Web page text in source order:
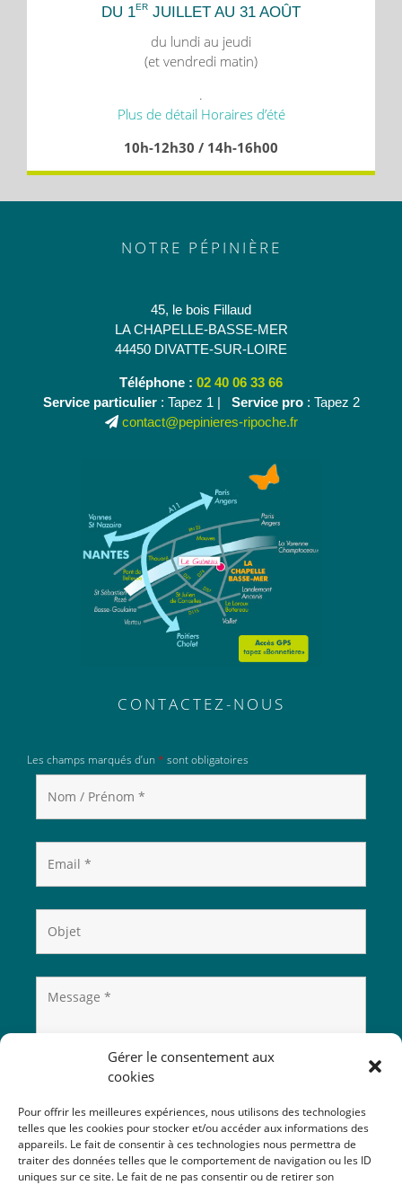
Gérer le consentement aux
cookies
Pour offrir les meilleures expériences, nous utilisons des technologies
telles que les cookies pour stocker et/ou accéder aux informations des
appareils. Le fait de consentir à ces technologies nous permettra de
traiter des données telles que le comportement de navigation ou les ID
uniques sur ce site. Le fait de ne pas consentir ou de retirer son
DU 1ER JUILLET AU 31 AOÛT
du lundi au jeudi
(et vendredi matin)
.
Plus de détail Horaires d’été
10h-12h30 / 14h-16h00
NOTRE PÉPINIÈRE
45, le bois Fillaud
LA CHAPELLE-BASSE-MER
44450 DIVATTE-SUR-LOIRE
Téléphone : 02 40 06 33 66
Service particulier: Tapez 1 | Service pro: Tapez 2
contact@pepinieres-ripoche.fr
CONTACTEZ-NOUS
Les champs marqués d’un * sont obligatoires